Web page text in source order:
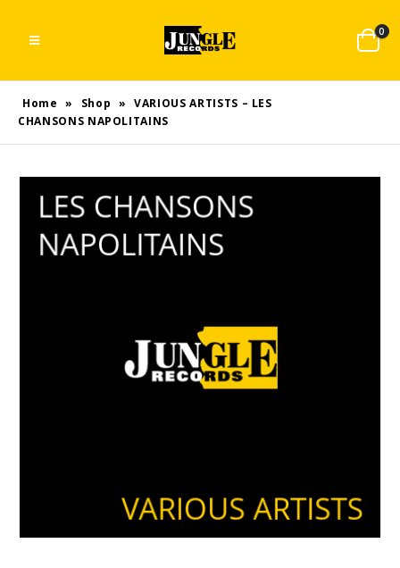
0
Home » Shop » VARIOUS ARTISTS – LES
CHANSONS NAPOLITAINS